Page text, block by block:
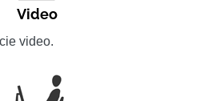
Video
video.